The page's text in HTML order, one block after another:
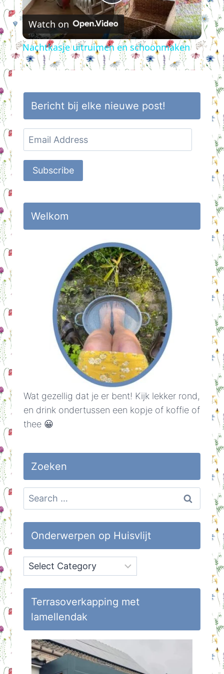
Play
Video
Watch on
Nachtkasje uitruimen en schoonmaken
Bericht bij elke nieuwe post!
Email
Address
Subscribe
Welkom
Wat gezellig dat je er bent! Kijk lekker rond,
en drink ondertussen een kopje of koffie of
thee 😀
Zoeken
Search
for:
Onderwerpen op Huisvlijt
Onderwerpen
op
Huisvlijt
Terrasoverkapping met
lamellendak